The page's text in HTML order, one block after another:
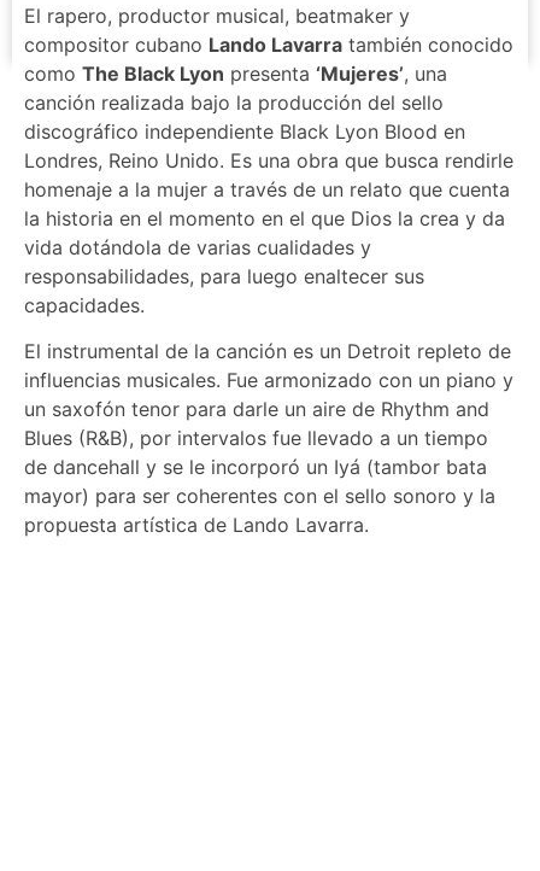
El rapero, productor musical, beatmaker y
compositor cubano Lando Lavarra también conocido
como The Black Lyon presenta ‘Mujeres’, una
canción realizada bajo la producción del sello
discográfico independiente Black Lyon Blood en
Londres, Reino Unido. Es una obra que busca rendirle
homenaje a la mujer a través de un relato que cuenta
la historia en el momento en el que Dios la crea y da
vida dotándola de varias cualidades y
responsabilidades, para luego enaltecer sus
capacidades.
El instrumental de la canción es un Detroit repleto de
influencias musicales. Fue armonizado con un piano y
un saxofón tenor para darle un aire de Rhythm and
Blues (R&B), por intervalos fue llevado a un tiempo
de dancehall y se le incorporó un Iyá (tambor bata
mayor) para ser coherentes con el sello sonoro y la
propuesta artística de Lando Lavarra.